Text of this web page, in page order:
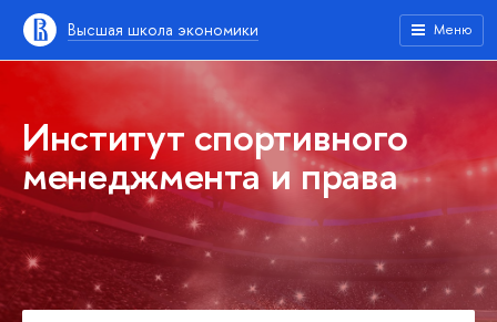
Высшая школа экономики Меню
Институт спортивного
менеджмента и права